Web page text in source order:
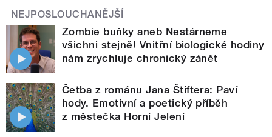
NEJPOSLOUCHANĚJŠÍ
Zombie buňky aneb Nestárneme
všichni stejně! Vnitřní biologické hodiny
nám zrychluje chronický zánět
Četba z románu Jana Štiftera: Paví
hody. Emotivní a poetický příběh
z městečka Horní Jelení